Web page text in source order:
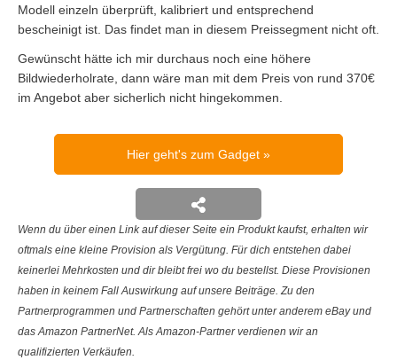
Modell einzeln überprüft, kalibriert und entsprechend
bescheinigt ist. Das findet man in diesem Preissegment nicht oft.
Gewünscht hätte ich mir durchaus noch eine höhere
Bildwiederholrate, dann wäre man mit dem Preis von rund 370€
im Angebot aber sicherlich nicht hingekommen.
Hier geht's zum Gadget
Wenn du über einen Link auf dieser Seite ein Produkt kaufst, erhalten wir
oftmals eine kleine Provision als Vergütung. Für dich entstehen dabei
keinerlei Mehrkosten und dir bleibt frei wo du bestellst. Diese Provisionen
haben in keinem Fall Auswirkung auf unsere Beiträge. Zu den
Partnerprogrammen und Partnerschaften gehört unter anderem eBay und
das Amazon PartnerNet. Als Amazon-Partner verdienen wir an
qualifizierten Verkäufen.